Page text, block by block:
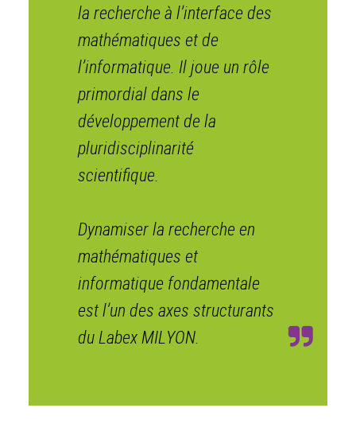
la recherche à l’interface des
mathématiques et de
l’informatique. Il joue un rôle
primordial dans le
développement de la
pluridisciplinarité
scientifique.
Dynamiser la recherche en
mathématiques et
informatique fondamentale
est l’un des axes structurants
du Labex MILYON.